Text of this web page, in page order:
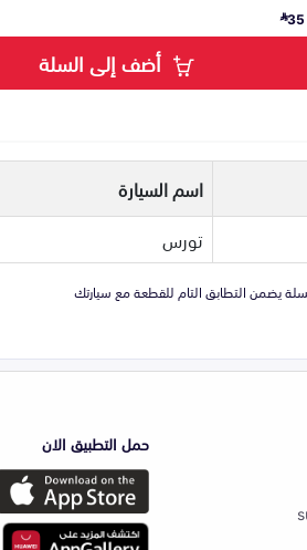
35
أضف إلى السلة
اسم السيارة
تورس
حمل التطبيق الان